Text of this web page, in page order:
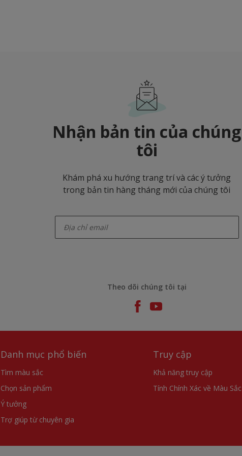
Nhận bản tin của chúng
tôi
Khám phá xu hướng trang trí và các ý tưởng
trong bản tin hàng tháng mới của chúng tôi
Theo dõi chúng tôi tại
Danh mục phổ biến
Tìm màu sắc
Chọn sản phẩm
Ý tưởng
Trợ giúp từ chuyên gia
Truy cập
Khả năng truy cập
Tính Chính Xác về Màu Sắc